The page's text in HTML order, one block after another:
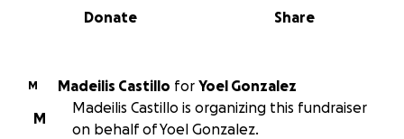
0% complete
Share
Donate
M Madeilis Castillo for
Yoel Gonzalez
M
Madeilis Castillo is organizing this fundraiser
on behalf of Yoel Gonzalez.